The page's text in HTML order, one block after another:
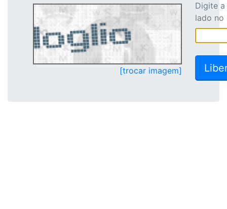
[trocar imagem]
Digite
lado no